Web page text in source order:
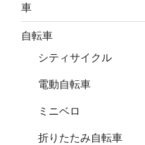
車
自転車
シティサイクル
電動自転車
ミニベロ
折りたたみ自転車